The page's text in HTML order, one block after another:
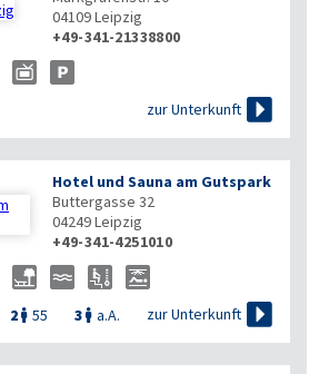
04109Leipzig
+49-341-21338800
zur Unterkunft 
Hotel und Sauna am Gutspark
Buttergasse 32
04249Leipzig
+49-341-4251010
2  55 3  a.A. zur Unterkunft 